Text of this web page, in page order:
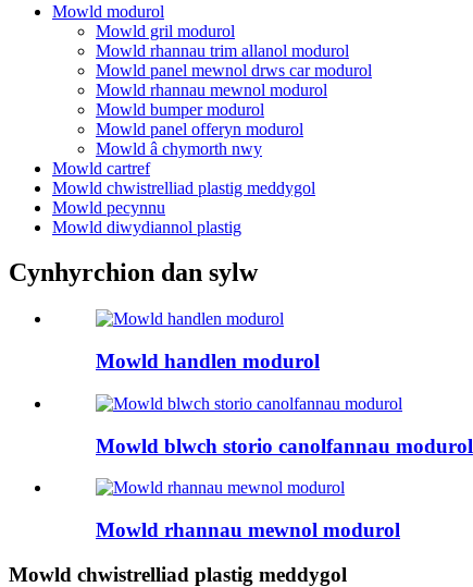
Mowld modurol
Mowld gril modurol
Mowld rhannau trim allanol modurol
Mowld panel mewnol drws car modurol
Mowld rhannau mewnol modurol
Mowld bumper modurol
Mowld panel offeryn modurol
Mowld â chymorth nwy
Mowld cartref
Mowld chwistrelliad plastig meddygol
Mowld pecynnu
Mowld diwydiannol plastig
Cynhyrchion dan sylw
Mowld handlen modurol
Mowld blwch storio canolfannau modurol
Mowld rhannau mewnol modurol
Mowld chwistrelliad plastig meddygol